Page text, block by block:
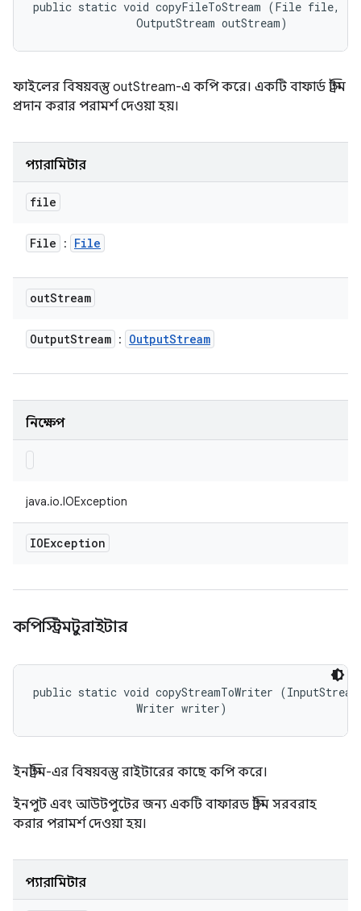
public static void copyFileToStream (File file,
                OutputStream outStream)
ফাইলের বিষয়বস্তু outStream-এ কপি করে। একটি বাফার্ড স্ট্রিম
প্রদান করার পরামর্শ দেওয়া হয়।
প্যারামিটার
file
File : File
outStream
OutputStream : OutputStream
নিক্ষেপ
java.io.IOException
IOException
কপিস্ট্রিমটুরাইটার
public static void copyStreamToWriter
                Writer writer)
ইনস্ট্রিম-এর বিষয়বস্তু রাইটারের কাছে কপি করে।
ইনপুট এবং আউটপুটের জন্য একটি বাফারড স্ট্রিম সরবরাহ
করার পরামর্শ দেওয়া হয়।
প্যারামিটার